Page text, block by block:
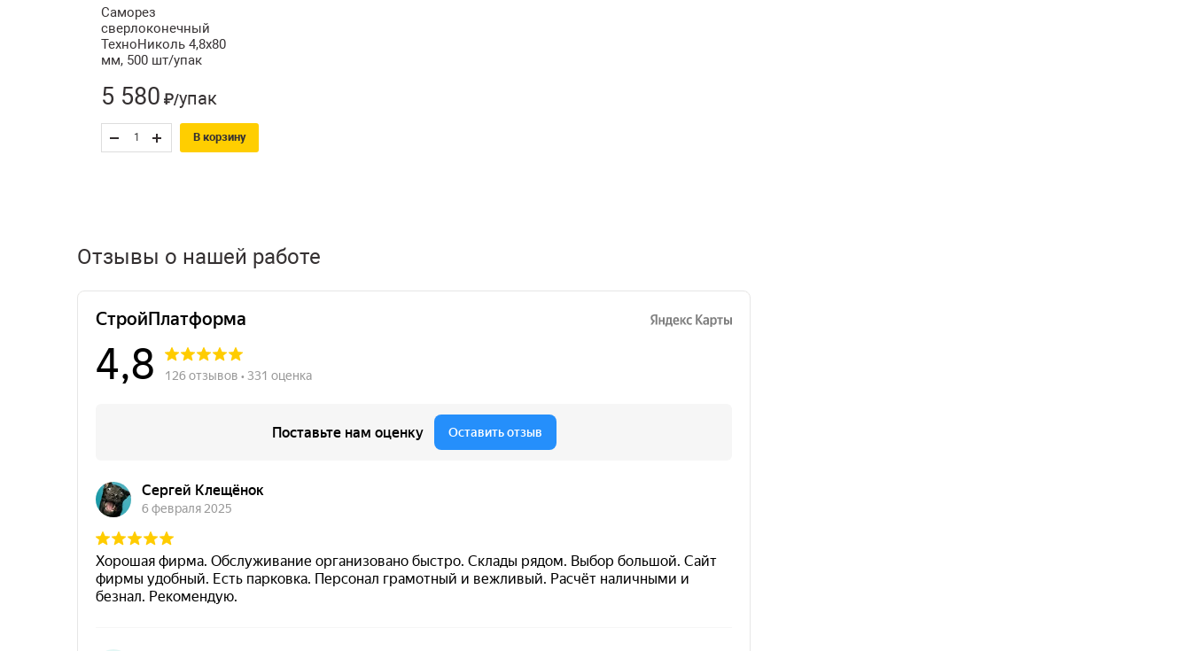
Саморез
сверлоконечный
ТехноНиколь 4,8х80
мм, 500 шт/упак
5 580 ₽/упак
В корзину
Отзывы о нашей работе